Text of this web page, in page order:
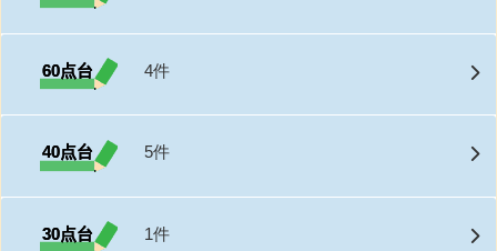
60点台 4件
40点台 5件
30点台 1件